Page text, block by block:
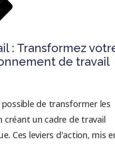
: Transformez
de travail
de transformer les
créant un cadre de travail
Ces leviers d'action, mis